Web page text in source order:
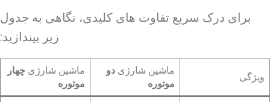
برای درک سریع تفاوت های کلیدی، نگاهی به جدول
زیر بیندازید:
ویژگی
ماشین شارژی دو
موتوره
ماشین شارژی چهار
موتوره